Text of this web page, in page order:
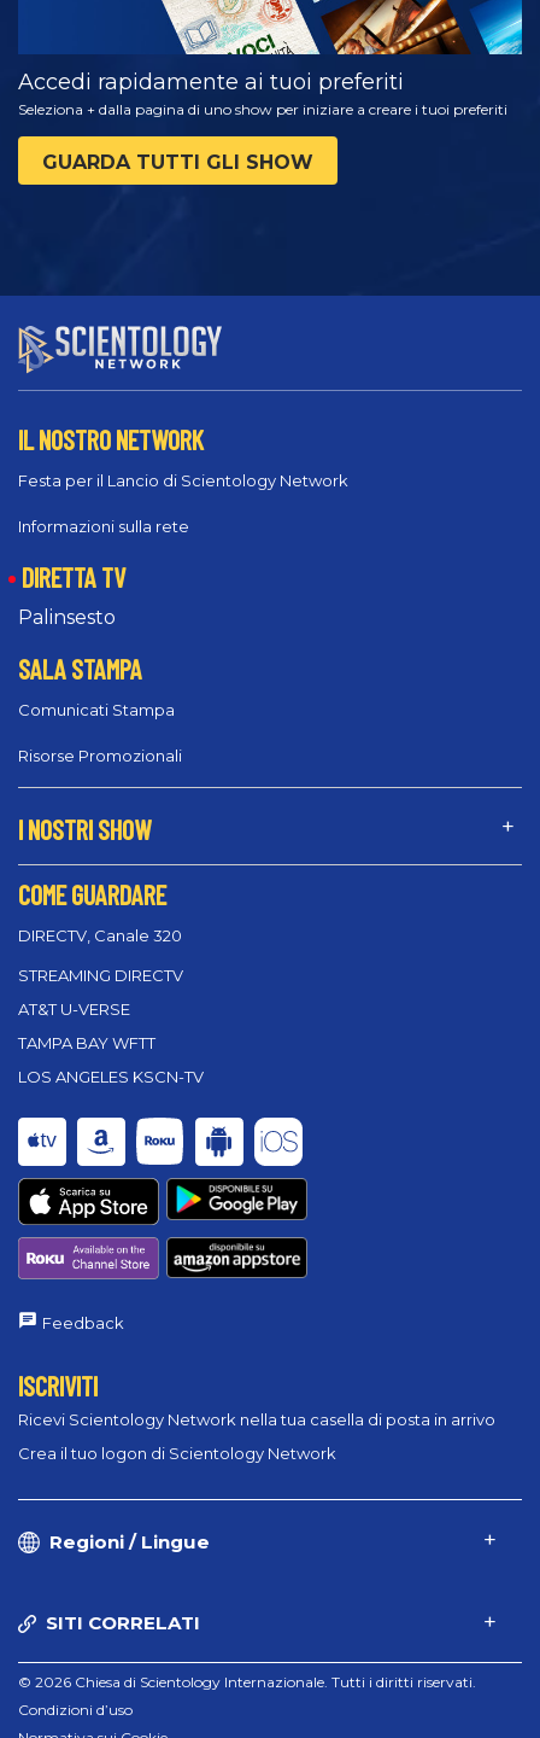
Accedi rapidamente ai tuoi preferiti
Seleziona + dalla pagina di uno show per iniziare a creare i tuoi preferiti
GUARDA TUTTI GLI SHOW
IL NOSTRO NETWORK
Festa per il Lancio di Scientology Network
Informazioni sulla rete
DIRETTA TV
Palinsesto
SALA STAMPA
Comunicati Stampa
Risorse Promozionali
I NOSTRI SHOW
COME GUARDARE
DIRECTV, Canale 320
STREAMING DIRECTV
AT&T U-VERSE
TAMPA BAY WFTT
LOS ANGELES KSCN-TV
Feedback
ISCRIVITI
Ricevi Scientology Network nella tua casella di posta in arrivo
Crea il tuo logon di Scientology Network
Regioni / Lingue
SITI CORRELATI
© 2026 Chiesa di Scientology Internazionale. Tutti i diritti riservati.
Condizioni d’uso